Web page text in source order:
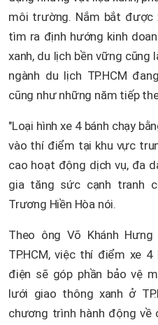
môi trường. Nắm bắt được
tìm ra định hướng kinh
xanh, du lịch bền vững
ngành du lịch TP.HCM
cũng như những năm tiếp
"Loại hình xe 4 bánh chạy
vào thí điểm tại khu vực
cao hoạt động dịch vụ, đa
gia tăng sức cạnh tranh
Trương Hiền Hòa nói.
Theo ông Võ Khánh
TP.HCM, việc thí điểm xe
điện sẽ góp phần bảo vệ
lưới giao thông xanh ở
chương trình hành động về